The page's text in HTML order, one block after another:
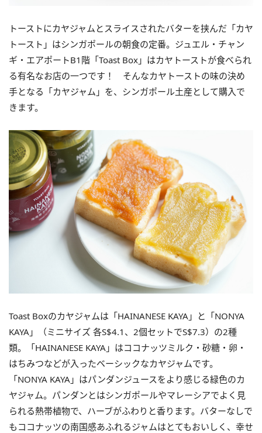
トーストにカヤジャムとスライスされたバターを挟んだ「カヤ
トースト」はシンガポールの朝食の定番。ジュエル・チャン
ギ・エアポートB1階「Toast Box」はカヤトーストが食べられ
る有名なお店の一つです！ そんなカヤトーストの味の決め
手となる「カヤジャム」を、シンガポール土産として購入で
きます。
Toast Boxのカヤジャムは「HAINANESE KAYA」と「NONYA
KAYA」（ミニサイズ 各S$4.1、2個セットでS$7.3）の2種
類。「HAINANESE KAYA」はココナッツミルク・砂糖・卵・
はちみつなどが入ったベーシックなカヤジャムです。
「NONYA KAYA」はパンダンジュースをより感じる緑色のカ
ヤジャム。パンダンとはシンガポールやマレーシアでよく見
られる熱帯植物で、ハーブがふわりと香ります。バターなしで
もココナッツの南国感あふれるジャムはとてもおいしく、幸せ